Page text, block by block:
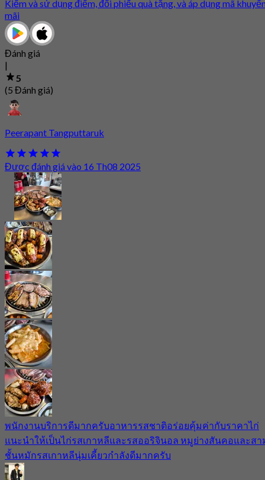
Kiếm và sử dụng điểm, đổi phiếu quà tặng, và áp dụng mã
mãi
Đánh giá
|
5
(5 Đánh giá)
Peerapant Tangputtaruk
Được đánh giá vào 16 Th08 2025
พนักงานบริการดีมากครับอาหารรสชาติอร่อยคุ้มค่ากับราคาไก่
แนะนำให้เป็นไก่รสเกาหลีและรสออริจินอล หมูย่างสันคอและสา
ชั้นหมักรสเกาหลีนุ่มเคี้ยวกำลังดีมากครับ